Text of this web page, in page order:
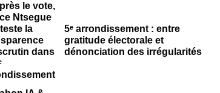
5ᵉ arrondissement : entre
gratitude électorale et
dénonciation des irrégularités